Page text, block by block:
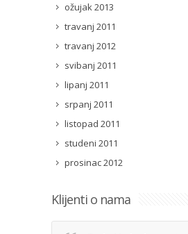
ožujak 2013
travanj 2011
travanj 2012
svibanj 2011
lipanj 2011
srpanj 2011
listopad 2011
studeni 2011
prosinac 2012
Klijenti o nama